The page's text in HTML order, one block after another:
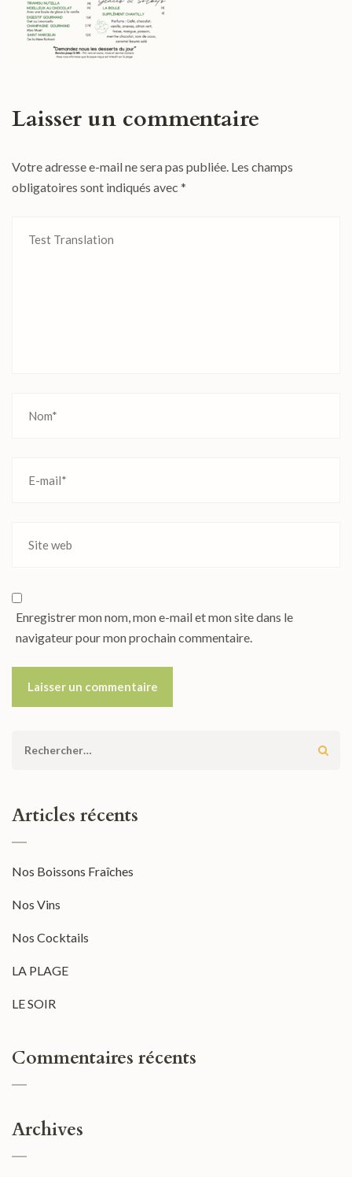
Laisser un commentaire
Votre adresse e-mail ne sera pas publiée. Les champs
obligatoires sont indiqués avec *
Enregistrer mon nom, mon e-mail et mon site dans le
navigateur pour mon prochain commentaire.
Rechercher :
Articles récents
Nos Boissons Fraîches
Nos Vins
Nos Cocktails
LA PLAGE
LE SOIR
Commentaires récents
Archives